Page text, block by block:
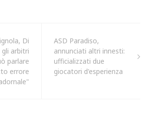
Di
gli arbitri
parlare
errore
ASD Paradiso,
annunciati altri innesti:
ufficializzati due
giocatori d'esperienza